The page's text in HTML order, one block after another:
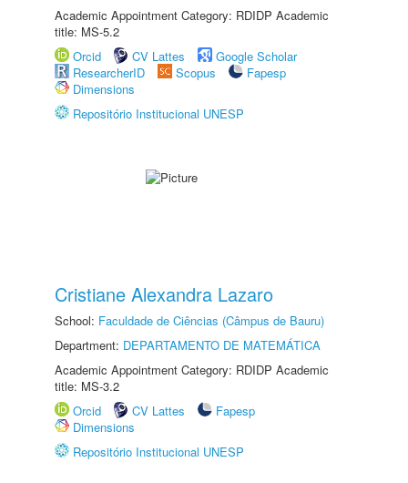
Academic Appointment Category: RDIDP Academic
title: MS-5.2
Orcid
CV Lattes
Google Scholar
ResearcherID
Scopus
Fapesp
Dimensions
Repositório Institucional UNESP
Cristiane Alexandra Lazaro
School: Faculdade de Ciências (Câmpus de Bauru)
Department: DEPARTAMENTO DE MATEMÁTICA
Academic Appointment Category: RDIDP Academic
title: MS-3.2
Orcid
CV Lattes
Fapesp
Dimensions
Repositório Institucional UNESP